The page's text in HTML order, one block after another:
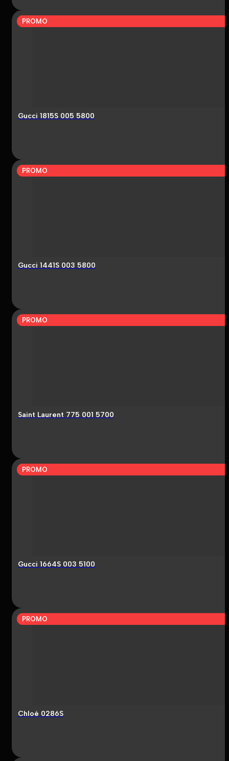
PROMO
Gucci 1815S 005 5800
PROMO
Gucci 1441S 003 5800
PROMO
Saint Laurent 775 001 5700
PROMO
Gucci 1664S 003 5100
PROMO
Chloé 0286S